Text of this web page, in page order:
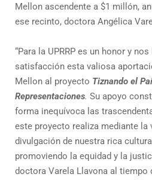
Mellon ascendente a $1 millón,
ese recinto, doctora Angélica
“Para la UPRRP es un honor y
satisfacción esta valiosa
Mellon al proyecto Tiznando el
Representaciones. Su apoyo
forma inequívoca las
este proyecto realiza mediante la
divulgación de nuestra rica
promoviendo la equidad y la
doctora Varela Llavona al